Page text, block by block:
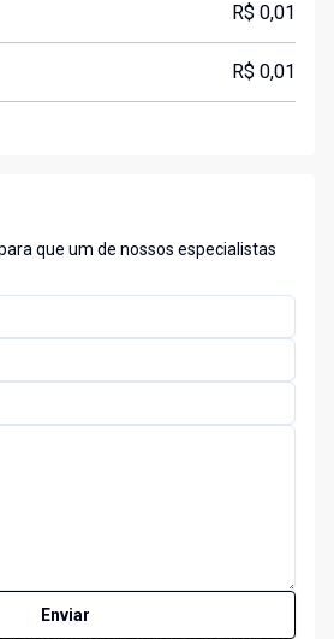
R$ 0,01
R$ 0,01
que um de nossos especialistas
Enviar